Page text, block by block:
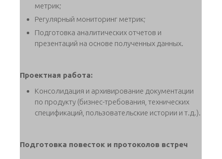
метрик;
Регулярный мониторинг метрик;
Подготовка аналитических отчетов и
презентаций на основе полученных данных.
Проектная работа:
Консолидация и архивирование документации
по продукту (бизнес-требования, технических
спецификаций, пользовательские истории и т.д.).
Подготовка повесток и протоколов встреч